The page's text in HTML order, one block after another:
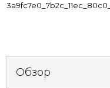
Обзор